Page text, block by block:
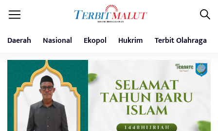
Daerah Nasional Ekopol Hukrim Terbit Olahraga